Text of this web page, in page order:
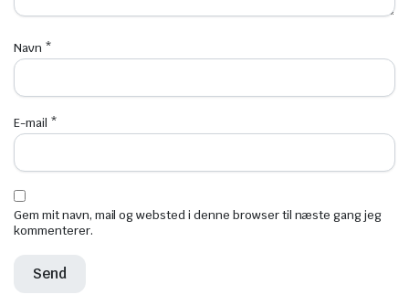
Navn *
E-mail *
Gem mit navn, mail og websted i denne browser til næste gang jeg
kommenterer.